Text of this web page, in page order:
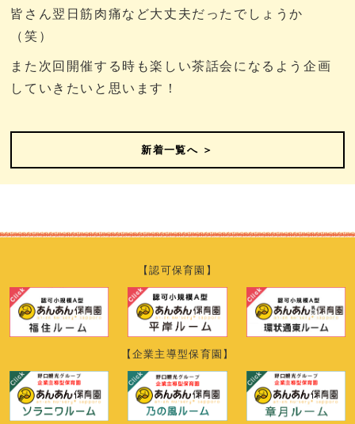
皆さん翌日筋肉痛など大丈夫だったでしょうか
（笑）
また次回開催する時も楽しい茶話会になるよう企画
していきたいと思います！
新着一覧へ ＞
【認可保育園】
【企業主導型保育園】